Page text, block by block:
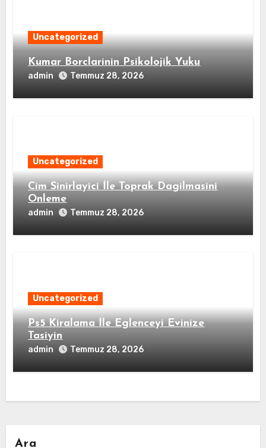
Uncategorized
Kumar Borclarinin Psikolojik Yuku
admin Temmuz 28, 2026
Uncategorized
Cim Sinirlayici İle Toprak Dagilmasini
Onleme
admin Temmuz 28, 2026
Uncategorized
Ps5 Kiralama İle Eglenceyi Evinize
Tasiyin
admin Temmuz 28, 2026
Ara